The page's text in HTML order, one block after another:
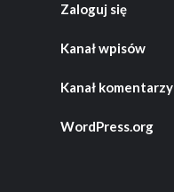
Zaloguj się
Kanał wpisów
Kanał komentarzy
WordPress.org